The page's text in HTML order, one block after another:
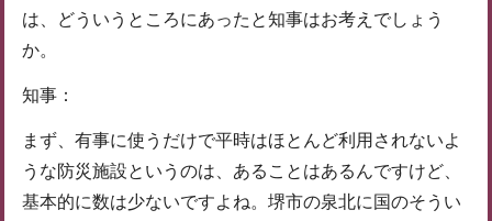
は、どういうところにあったと知事はお考えでしょう
か。
知事：
まず、有事に使うだけで平時はほとんど利用されないよ
うな防災施設というのは、あることはあるんですけど、
基本的に数は少ないですよね。堺市の泉北に国のそうい